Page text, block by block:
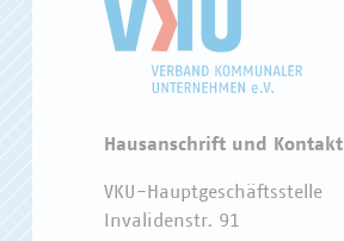
Hausanschrift und Kontakt
VKU-Hauptgeschäftsstelle
Invalidenstr. 91